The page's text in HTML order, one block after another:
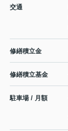
交通
修繕積立金
修繕積立基金
駐車場 / 月額